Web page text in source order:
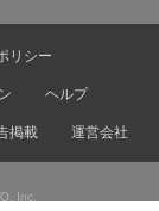
リシー
ヘルプ
掲載 運営会社
Inc.